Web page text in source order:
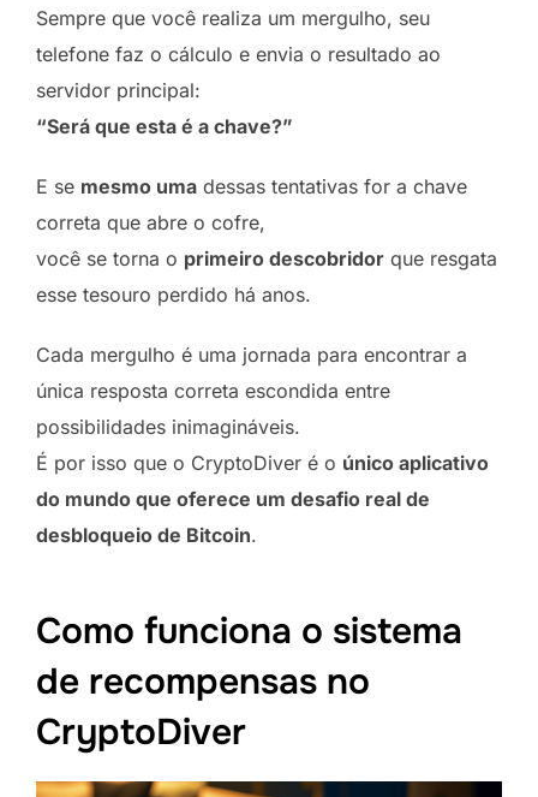
Sempre que você realiza um mergulho, seu
telefone faz o cálculo e envia o resultado ao
servidor principal:
“Será que esta é a chave?”
E se mesmo uma dessas tentativas for a chave
correta que abre o cofre,
você se torna o primeiro descobridor que resgata
esse tesouro perdido há anos.
Cada mergulho é uma jornada para encontrar a
única resposta correta escondida entre
possibilidades inimagináveis.
É por isso que o CryptoDiver é o único aplicativo
do mundo que oferece um desafio real de
desbloqueio de Bitcoin.
Como funciona o sistema
de recompensas no
CryptoDiver